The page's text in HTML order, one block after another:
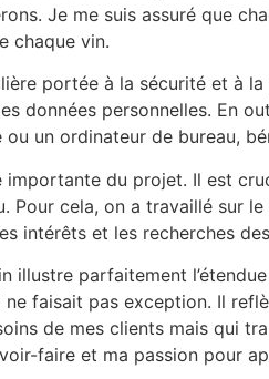
Je me suis assuré que
chaque vin.
portée à la sécurité et à
données personnelles. En
un ordinateur de bureau,
du projet. Il est
cela, on a travaillé sur
intérêts et les recherches
parfaitement
faisait pas exception. Il
de mes clients mais qui
faire et ma passion pour